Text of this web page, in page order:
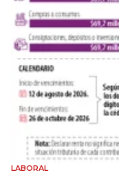
LABORAL